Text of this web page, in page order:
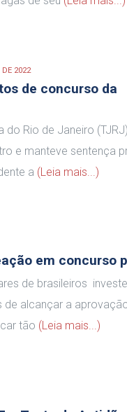
DE 2022
de concurso da
do Rio de Janeiro
e manteve sentença
a (Leia mais...)
em concurso
de brasileiros
alcançar a
tão (Leia mais...)